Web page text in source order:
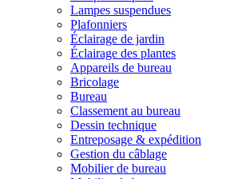
Lampes suspendues
Plafonniers
Éclairage de jardin
Éclairage des plantes
Appareils de bureau
Bricolage
Bureau
Classement au bureau
Dessin technique
Entreposage & expédition
Gestion du câblage
Mobilier de bureau